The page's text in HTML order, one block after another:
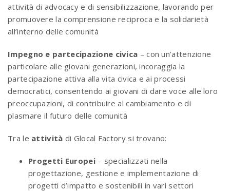
attività di advocacy e di sensibilizzazione, lavorando per
promuovere la comprensione reciproca e la solidarietà
all’interno delle comunità
Impegno e partecipazione civica – con un’attenzione
particolare alle giovani generazioni, incoraggia la
partecipazione attiva alla vita civica e ai processi
democratici, consentendo ai giovani di dare voce alle loro
preoccupazioni, di contribuire al cambiamento e di
plasmare il futuro delle comunità
Tra le attività di Glocal Factory si trovano:
Progetti Europei– specializzati nella
progettazione, gestione e implementazione di
progetti d’impatto e sostenibili in vari settori